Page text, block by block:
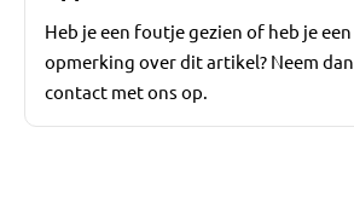
Heb je een foutje gezien of heb je een
opmerking over dit artikel? Neem dan
contact met ons op.